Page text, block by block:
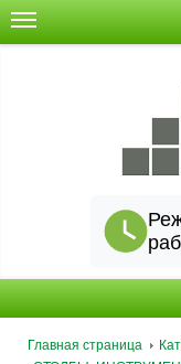
Главная страница